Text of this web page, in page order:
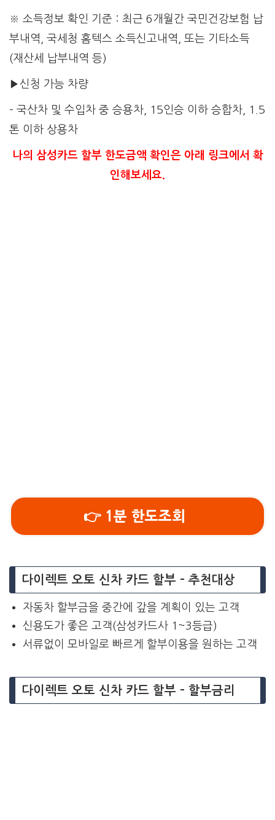
※ 소득정보 확인 기준 : 최근 6개월간 국민건강보험 납
부내역, 국세청 홈텍스 소득신고내역, 또는 기타소득
(재산세 납부내역 등)
▶신청 가능 차량
– 국산차 및 수입차 중 승용차, 15인승 이하 승합차, 1.5
톤 이하 상용차
나의 삼성카드 할부 한도금액 확인은 아래 링크에서 확
인해보세요.
👉 1분 한도조회
다이렉트 오토 신차 카드 할부 – 추천대상
자동차 할부금을 중간에 갚을 계획이 있는 고객
신용도가 좋은 고객(삼성카드사 1~3등급)
서류없이 모바일로 빠르게 할부이용을 원하는 고객
다이렉트 오토 신차 카드 할부 – 할부금리